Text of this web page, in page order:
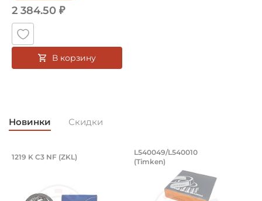
2 384.50 ₽
В корзину
Новинки Скидки
Подшипник 95х170х32 мм, шариковый
Подшипник 95х170х32 мм, шариковый двухрядный,
1219 K C3 NF (ZKL) Подшипник
Подшипник
L540049/L540010
(Timken)